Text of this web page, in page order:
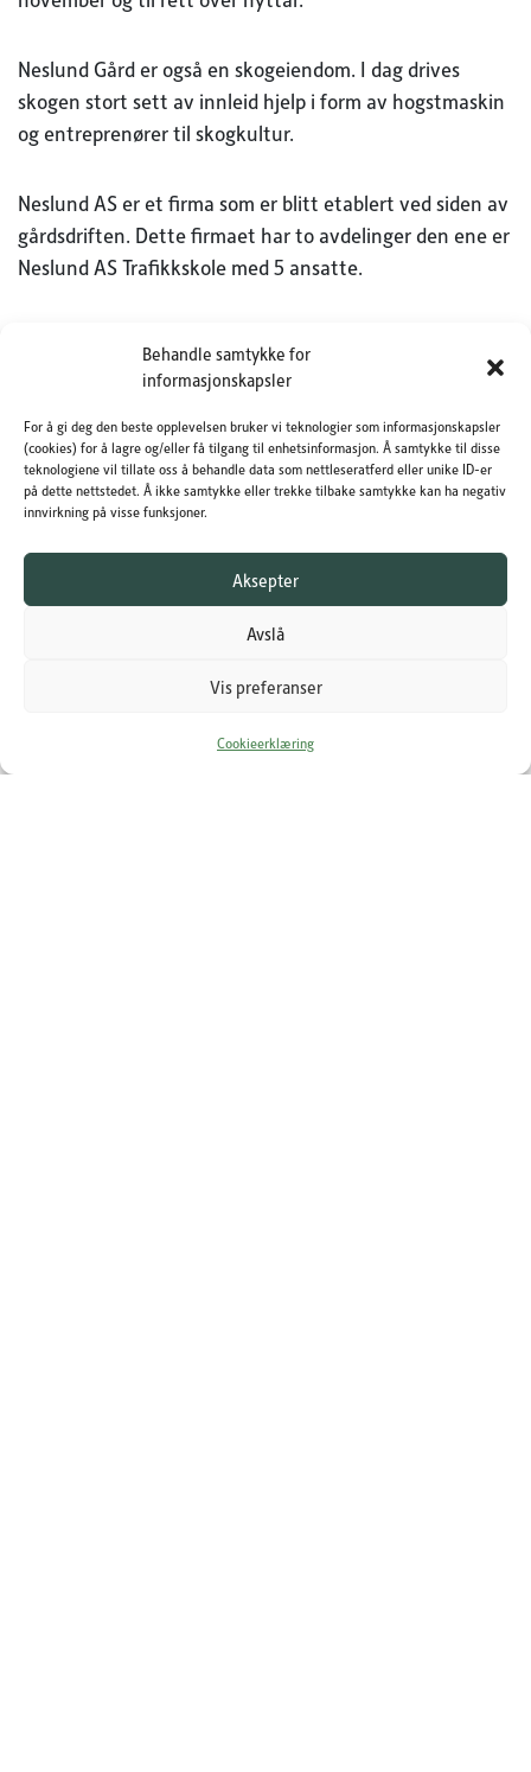
Behandle samtykke for
informasjonskapsler
For å gi deg den beste opplevelsen bruker vi teknologier som informasjonskapsler
(cookies) for å lagre og/eller få tilgang til enhetsinformasjon. Å samtykke til disse
teknologiene vil tillate oss å behandle data som nettleseratferd eller unike ID-er
på dette nettstedet. Å ikke samtykke eller trekke tilbake samtykke kan ha negativ
innvirkning på visse funksjoner.
Aksepter
Avslå
Vis preferanser
Cookieerklæring
Neslund Gård er også en skogeiendom. I dag drives
skogen stort sett av innleid hjelp i form av hogstmaskin
og entreprenører til skogkultur.
Neslund AS er et firma som er blitt etablert ved siden av
gårdsdriften. Dette firmaet har to avdelinger den ene er
Neslund AS Trafikkskole med 5 ansatte.
med import av Tractorbumper og salg av tilhengere av
merkene Brenderup og Ifor Williams.
Neslund AS er også behjelpelig med import av traktorer
av merket John Deere fra merke forhandler i England.
Eier og daglig leder av Neslund AS og Neslund AS
Trafikkskole er Jon Roger Neslund.